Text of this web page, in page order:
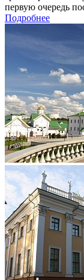
первую очередь
Подробнее